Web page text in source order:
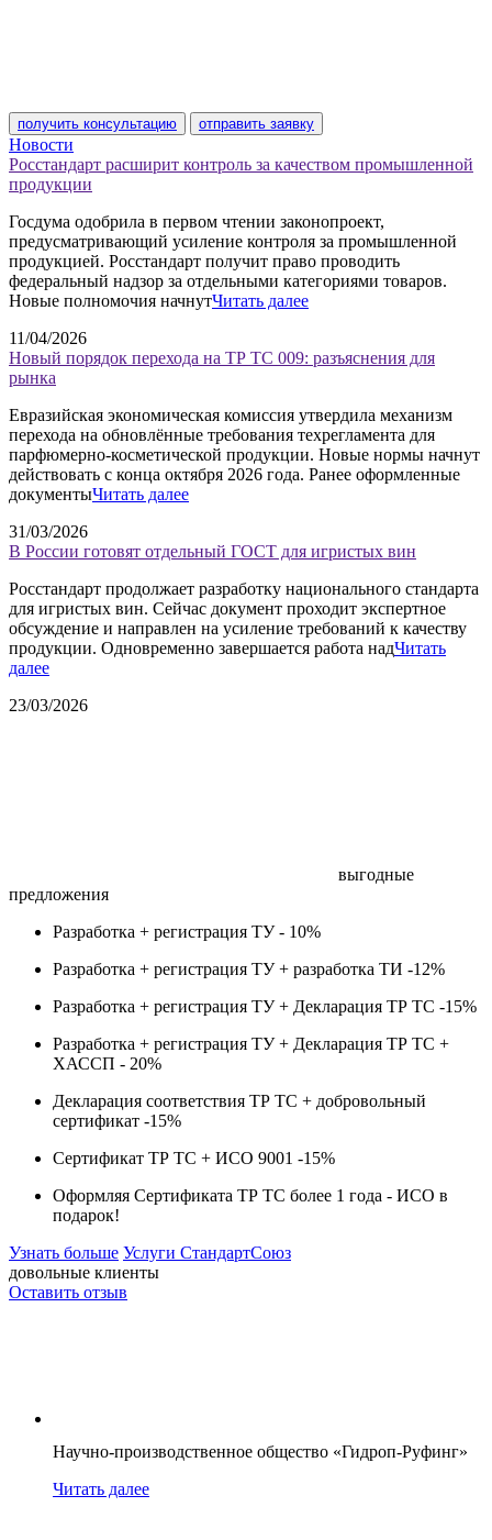
получить консультацию отправить заявку
Новости
Росстандарт расширит контроль за качеством промышленной
продукции
Госдума одобрила в первом чтении законопроект,
предусматривающий усиление контроля за промышленной
продукцией. Росстандарт получит право проводить
федеральный надзор за отдельными категориями товаров.
Новые полномочия начнутЧитать далее
11/04/2026
Новый порядок перехода на ТР ТС 009: разъяснения для
рынка
Евразийская экономическая комиссия утвердила механизм
перехода на обновлённые требования техрегламента для
парфюмерно-косметической продукции. Новые нормы начнут
действовать с конца октября 2026 года. Ранее оформленные
документыЧитать далее
31/03/2026
В России готовят отдельный ГОСТ для игристых вин
Росстандарт продолжает разработку национального стандарта
для игристых вин. Сейчас документ проходит экспертное
обсуждение и направлен на усиление требований к качеству
продукции. Одновременно завершается работа надЧитать
далее
23/03/2026
выгодные
предложения
Разработка + регистрация ТУ - 10%
Разработка + регистрация ТУ + разработка ТИ -12%
Разработка + регистрация ТУ + Декларация ТР ТС -15%
Разработка + регистрация ТУ + Декларация ТР ТС +
ХАССП - 20%
Декларация соответствия ТР ТС + добровольный
сертификат -15%
Сертификат ТР ТС + ИСО 9001 -15%
Оформляя Сертификата ТР ТС более 1 года - ИСО в
подарок!
Узнать больше Услуги СтандартСоюз
довольные клиенты
Оставить отзыв
Научно-производственное общество «Гидроп-Руфинг»
Читать далее